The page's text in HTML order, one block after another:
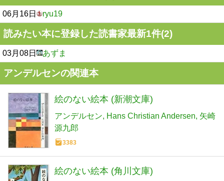
06月16日 ryu19
読みたい本に登録した読書家最新1件(2)
03月08日 あずま
アンデルセンの関連本
絵のない絵本 (新潮文庫)
アンデルセン Hans Christian Andersen 矢崎
源九郎
3383
絵のない絵本 (角川文庫)